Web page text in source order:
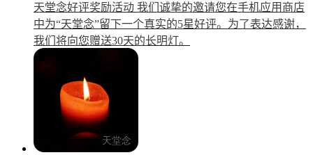
天堂念好评奖励活动 我们诚挚的邀请您在手机应用商店
中为“天堂念”留下一个真实的5星好评。为了表达感谢，
我们将向您赠送30天的长明灯。